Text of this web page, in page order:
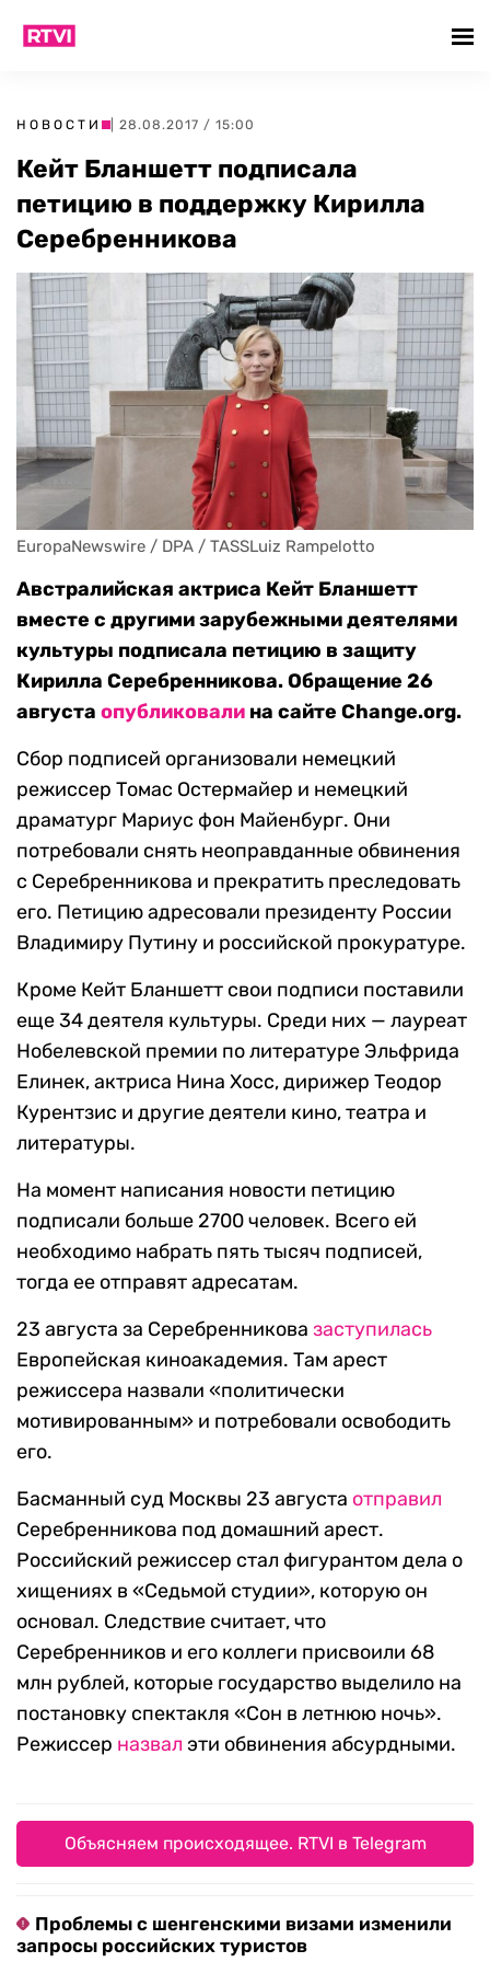
НОВОСТИ | 28.08.2017 / 15:00
Кейт Бланшетт подписала
петицию в поддержку Кирилла
Серебренникова
EuropaNewswire / DPA / TASSLuiz Rampelotto
Австралийская актриса Кейт Бланшетт
вместе с другими зарубежными деятелями
культуры подписала петицию в защиту
Кирилла Серебренникова. Обращение 26
августа опубликовали на сайте Change.org.
Сбор подписей организовали немецкий
режиссер Томас Остермайер и немецкий
драматург Мариус фон Майенбург. Они
потребовали снять неоправданные обвинения
с Серебренникова и прекратить преследовать
его. Петицию адресовали президенту России
Владимиру Путину и российской прокуратуре.
Кроме Кейт Бланшетт свои подписи поставили
еще 34 деятеля культуры. Среди них — лауреат
Нобелевской премии по литературе Эльфрида
Елинек, актриса Нина Хосс, дирижер Теодор
Курентзис и другие деятели кино, театра и
литературы.
На момент написания новости петицию
подписали больше 2700 человек. Всего ей
необходимо набрать пять тысяч подписей,
тогда ее отправят адресатам.
23 августа за Серебренникова заступилась
Европейская киноакадемия. Там арест
режиссера назвали «политически
мотивированным» и потребовали освободить
его.
Басманный суд Москвы 23 августа отправил
Серебренникова под домашний арест.
Российский режиссер стал фигурантом дела о
хищениях в «Седьмой студии», которую он
основал. Следствие считает, что
Серебренников и его коллеги присвоили 68
млн рублей, которые государство выделило на
постановку спектакля «Сон в летнюю ночь».
Режиссер назвал эти обвинения абсурдными.
Объясняем происходящее. RTVI в Telegram
Проблемы с шенгенскими визами изменили
запросы российских туристов